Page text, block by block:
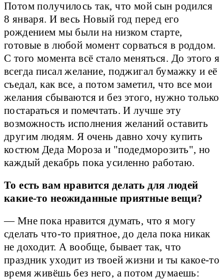
Потом получилось так, что мой сын родился
8 января. И весь Новый год перед его
рождением мы были на низком старте,
готовые в любой момент сорваться в роддом.
С того момента всё стало меняться. До этого я
всегда писал желание, поджигал бумажку и её
съедал, как все, а потом заметил, что все мои
желания сбываются и без этого, нужно только
постараться и помечтать. И лучше эту
возможность исполнения желаний оставить
другим людям. Я очень давно хочу купить
костюм Деда Мороза и "подедморозить", но
каждый декабрь пока усиленно работаю.
То есть вам нравится делать для людей
какие-то неожиданные приятные вещи?
— Мне пока нравится думать, что я могу
сделать что-то приятное, до дела пока никак
не доходит. А вообще, бывает так, что
праздник уходит из твоей жизни и ты какое-то
время живёшь без него, а потом думаешь: